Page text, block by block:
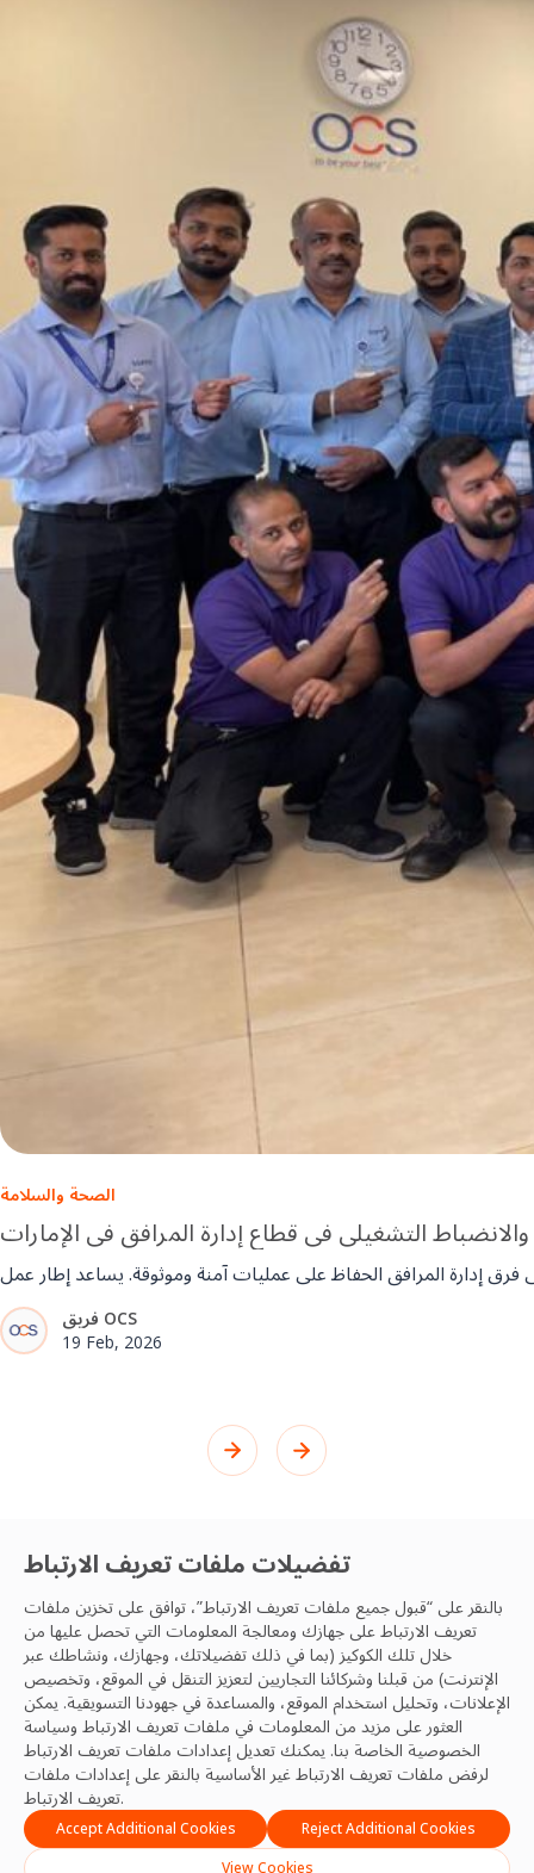
تفضيلات ملفات تعريف الارتباط
بالنقر على “قبول جميع ملفات تعريف الارتباط”، توافق على تخزين ملفات
تعريف الارتباط على جهازك ومعالجة المعلومات التي تحصل عليها من
خلال تلك الكوكيز (بما في ذلك تفضيلاتك، وجهازك، ونشاطك عبر
الإنترنت) من قبلنا وشركائنا التجاريين لتعزيز التنقل في الموقع، وتخصيص
الإعلانات، وتحليل استخدام الموقع، والمساعدة في جهودنا التسويقية. يمكن
العثور على مزيد من المعلومات في ملفات تعريف الارتباط وسياسة
الخصوصية الخاصة بنا. يمكنك تعديل إعدادات ملفات تعريف الارتباط
لرفض ملفات تعريف الارتباط غير الأساسية بالنقر على إعدادات ملفات
تعريف الارتباط.
Accept Additional Cookies
Reject Additional Cookies
View Cookies
الصحة والسلامة
والانضباط التشغيلي في قطاع إدارة المرافق في الإمارات
فريق OCS
19 Feb, 2026
تواصل مع فريق OCS
الخاص بك
نحن مستعدون لتقديم أفضل التجارب والإنتاجية
والممارسات والمرونة والنتائج، ونتطلع للتواصل معك ومع
فريقك.